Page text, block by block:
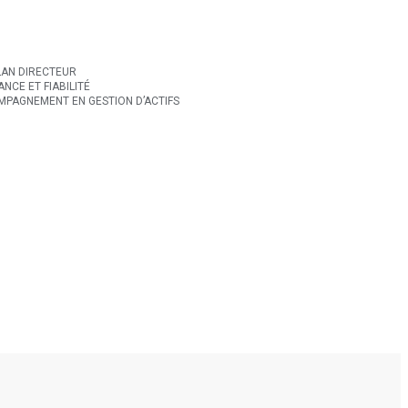
DIRECTEUR
ET FIABILITÉ
EN GESTION D’ACTIFS